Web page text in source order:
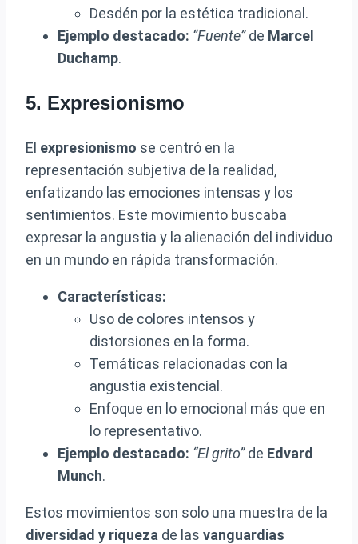
Desdén por la estética tradicional.
Ejemplo destacado: “Fuente”de Marcel
Duchamp.
5. Expresionismo
El expresionismo se centró en la
representación subjetiva de la realidad,
enfatizando las emociones intensas y los
sentimientos. Este movimiento buscaba
expresar la angustia y la alienación del individuo
en un mundo en rápida transformación.
Características:
Uso de colores intensos y
distorsiones en la forma.
Temáticas relacionadas con la
angustia existencial.
Enfoque en lo emocional más que en
lo representativo.
Ejemplo destacado: “El grito”de Edvard
Munch.
Estos movimientos son solo una muestra de la
diversidad y riqueza de las vanguardias